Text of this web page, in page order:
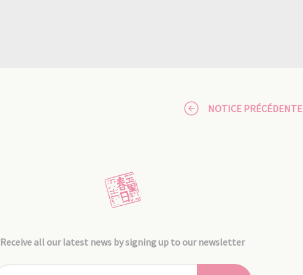
NOTICE PRÉCÉDENTE
Receive all our latest news by signing up to our newsletter